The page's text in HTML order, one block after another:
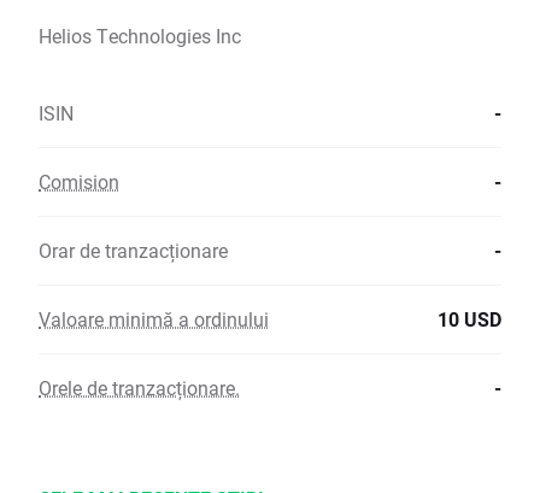
Helios Technologies Inc
ISIN -
Comision -
Orar de tranzacționare -
Valoare minimă a ordinului 10 USD
Orele de tranzacționare. -